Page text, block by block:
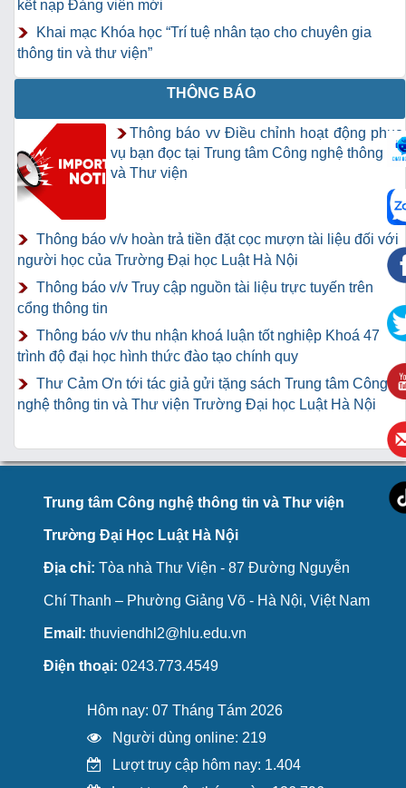
kết nạp Đảng viên mới
Khai mạc Khóa học “Trí tuệ nhân tạo cho chuyên gia
thông tin và thư viện”
THÔNG BÁO
Thông báo vv Điều chỉnh hoạt động phục
vụ bạn đọc tại Trung tâm Công nghệ thông tin
và Thư viện
Thông báo v/v hoàn trả tiền đặt cọc mượn tài liệu đối với
người học của Trường Đại học Luật Hà Nội
Thông báo v/v Truy cập nguồn tài liệu trực tuyến trên
cổng thông tin
Thông báo v/v thu nhận khoá luận tốt nghiệp Khoá 47
trình độ đại học hình thức đào tạo chính quy
Thư Cảm Ơn tới tác giả gửi tặng sách Trung tâm Công
nghệ thông tin và Thư viện Trường Đại học Luật Hà Nội
Trung tâm Công nghệ thông tin và Thư viện
Trường Đại Học Luật Hà Nội
Địa chỉ: Tòa nhà Thư Viện - 87 Đường Nguyễn
Chí Thanh – Phường Giảng Võ - Hà Nội, Việt Nam
Email: thuviendhl2@hlu.edu.vn
Điện thoại: 0243.773.4549
Hôm nay: 07 Tháng Tám 2026
Người dùng online: 219
Lượt truy cập hôm nay: 1.404